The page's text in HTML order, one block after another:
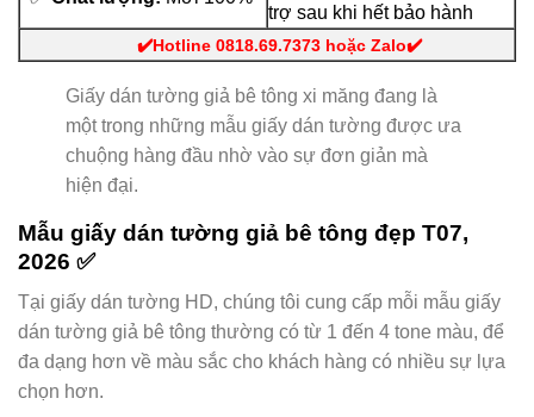
trợ sau khi hết bảo hành
✔️Hotline 0818.69.7373 hoặc Zalo✔️
Giấy dán tường giả bê tông xi măng đang là
một trong những mẫu giấy dán tường được ưa
chuộng hàng đầu nhờ vào sự đơn giản mà
hiện đại.
Mẫu giấy dán tường giả bê tông đẹp T07,
2026 ✅
Tại giấy dán tường HD, chúng tôi cung cấp mỗi mẫu giấy
dán tường giả bê tông thường có từ 1 đến 4 tone màu, để
đa dạng hơn về màu sắc cho khách hàng có nhiều sự lựa
chọn hơn.